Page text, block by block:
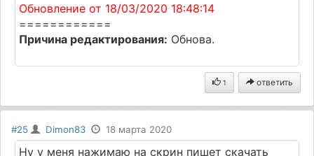
Обновление от 18/03/2020 18:48:14
============
Причина редактирования: Обнова.
1 ответить
#25 Dimon83 18 марта 2020
Ну у меня нажимаю на скрин пишет скачать